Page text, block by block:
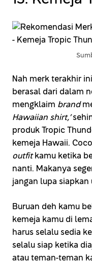
Nah merk terakhir
berasal dari dalam
mengklaim brand
Hawaiian shirt,’
produk Tropic
kemeja Hawaii.
outfitkamu ketika
nanti. Makanya
jangan lupa siapkan
Buruan deh kamu
kemeja kamu di
harus selalu sedia
selalu siap ketika
atau teman-teman